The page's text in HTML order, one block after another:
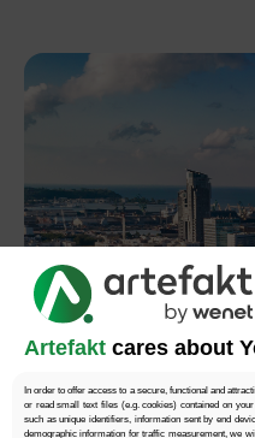
Artefakt cares about
In order to offer access to a secure, functional and
or read small text files (e.g. cookies) contained on
such as unique identifiers, information sent by end
demographic information for traffic measurement, we